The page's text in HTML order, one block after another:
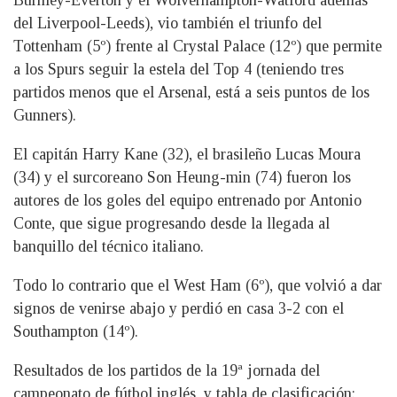
del Liverpool-Leeds), vio también el triunfo del
Tottenham (5º) frente al Crystal Palace (12º) que permite
a los Spurs seguir la estela del Top 4 (teniendo tres
partidos menos que el Arsenal, está a seis puntos de los
Gunners).
El capitán Harry Kane (32), el brasileño Lucas Moura
(34) y el surcoreano Son Heung-min (74) fueron los
autores de los goles del equipo entrenado por Antonio
Conte, que sigue progresando desde la llegada al
banquillo del técnico italiano.
Todo lo contrario que el West Ham (6º), que volvió a dar
signos de venirse abajo y perdió en casa 3-2 con el
Southampton (14º).
Resultados de los partidos de la 19ª jornada del